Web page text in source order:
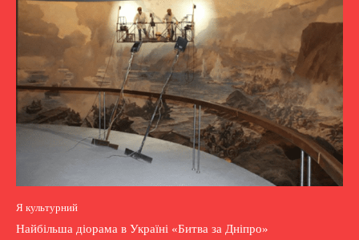
Я культурний
Найбільша діорама в Україні «Битва за Дніпро»